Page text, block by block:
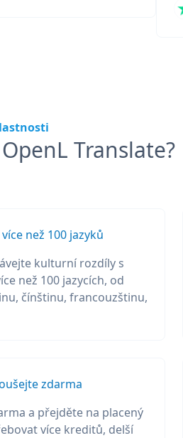
Translate?
než 100 jazyků
kulturní rozdíly s
než 100 jazycích, od
čínštinu, francouzštinu,
zdarma
a přejděte na placený
více kreditů, delší